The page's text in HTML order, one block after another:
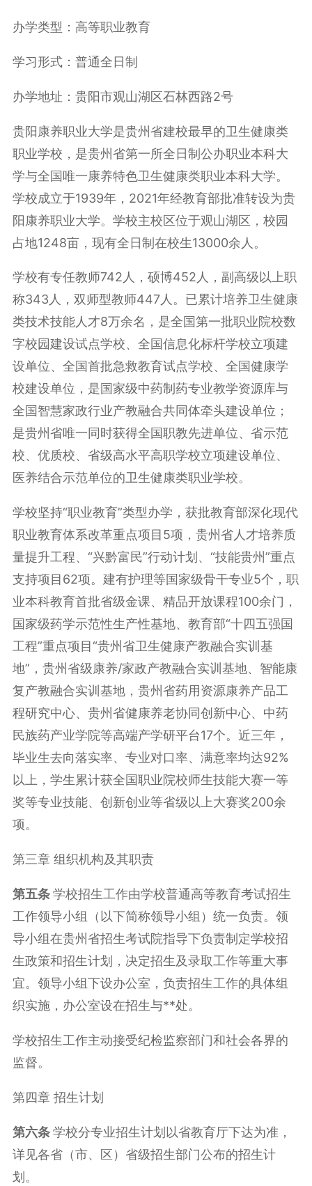
办学类型：高等职业教育
学习形式：普通全日制
办学地址：贵阳市观山湖区石林西路2号
贵阳康养职业大学是贵州省建校最早的卫生健康类
职业学校，是贵州省第一所全日制公办职业本科大
学与全国唯一康养特色卫生健康类职业本科大学。
学校成立于1939年，2021年经教育部批准转设为贵
阳康养职业大学。学校主校区位于观山湖区，校园
占地1248亩，现有全日制在校生13000余人。
学校有专任教师742人，硕博452人，副高级以上职
称343人，双师型教师447人。已累计培养卫生健康
类技术技能人才8万余名，是全国第一批职业院校数
字校园建设试点学校、全国信息化标杆学校立项建
设单位、全国首批急救教育试点学校、全国健康学
校建设单位，是国家级中药制药专业教学资源库与
全国智慧家政行业产教融合共同体牵头建设单位；
是贵州省唯一同时获得全国职教先进单位、省示范
校、优质校、省级高水平高职学校立项建设单位、
医养结合示范单位的卫生健康类职业学校。
学校坚持“职业教育”类型办学，获批教育部深化现代
职业教育体系改革重点项目5项，贵州省人才培养质
量提升工程、“兴黔富民”行动计划、“技能贵州”重点
支持项目62项。建有护理等国家级骨干专业5个，职
业本科教育首批省级金课、精品开放课程100余门，
国家级药学示范性生产性基地、教育部“十四五强国
工程”重点项目“贵州省卫生健康产教融合实训基
地”，贵州省级康养/家政产教融合实训基地、智能康
复产教融合实训基地，贵州省药用资源康养产品工
程研究中心、贵州省健康养老协同创新中心、中药
民族药产业学院等高端产学研平台17个。近三年，
毕业生去向落实率、专业对口率、满意率均达92%
以上，学生累计获全国职业院校师生技能大赛一等
奖等专业技能、创新创业等省级以上大赛奖200余
项。
第三章 组织机构及其职责
第五条学校招生工作由学校普通高等教育考试招生
工作领导小组（以下简称领导小组）统一负责。领
导小组在贵州省招生考试院指导下负责制定学校招
生政策和招生计划，决定招生及录取工作等重大事
宜。领导小组下设办公室，负责招生工作的具体组
织实施，办公室设在招生与**处。
学校招生工作主动接受纪检监察部门和社会各界的
监督。
第四章 招生计划
第六条学校分专业招生计划以省教育厅下达为准，
详见各省（市、区）省级招生部门公布的招生计
划。